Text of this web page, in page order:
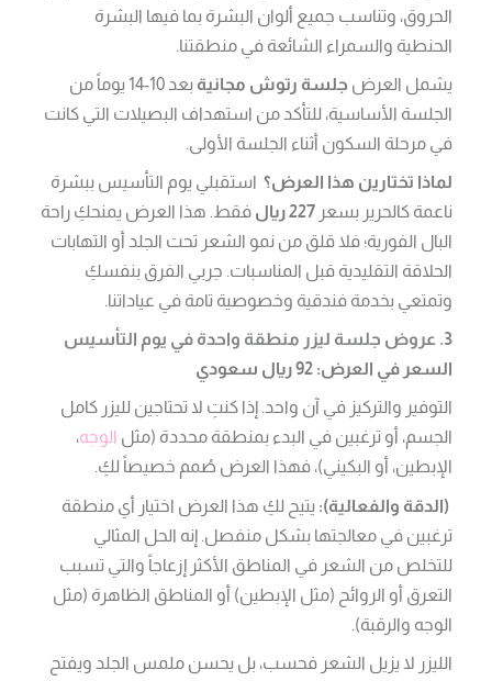
الحروق، وتناسب جميع ألوان البشرة بما فيها البشرة
الحنطية والسمراء الشائعة في منطقتنا.
يشمل العرض جلسة رتوش مجانية
بعد 10-14 يوماً من
الجلسة الأساسية، للتأكد من استهداف البصيلات التي كانت
في مرحلة السكون أثناء الجلسة الأولى.
لماذا تختارين هذا العرض؟ استقبلي يوم التأسيس ببشرة
ناعمة كالحرير بسعر227 ريال
فقط. هذا العرض يمنحكِ راحة
البال الفورية؛ فلا قلق من نمو الشعر تحت الجلد أو التهابات
الحلاقة التقليدية قبل المناسبات. جربي الفرق بنفسكِ
وتمتعي بخدمة فندقية وخصوصية تامة في عياداتنا.
3. عروض جلسة ليزر منطقة واحدة في يوم التأسيس
السعر في العرض: 92 ريال سعودي
التوفير والتركيز في آن واحد. إذا كنتِ لا تحتاجين لليزر كامل
الجسم، أو ترغبين في البدء بمنطقة محددة (مثل الوجه،
الإبطين، أو البكيني)، فهذا العرض صُمم خصيصاً لكِ.
(الدقة والفعالية): يتيح لكِ هذا العرض اختيار أي منطقة
ترغبين في معالجتها بشكل منفصل. إنه الحل المثالي
للتخلص من الشعر في المناطق الأكثر إزعاجاً والتي تسبب
التعرق أو الروائح (مثل الإبطين) أو المناطق الظاهرة (مثل
الوجه والرقبة).
الليزر لا يزيل الشعر فحسب، بل يحسن ملمس الجلد ويفتح